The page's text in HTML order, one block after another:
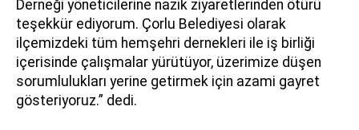
Derneği yöneticilerine nazik ziyaretlerinden ötürü
teşekkür ediyorum. Çorlu Belediyesi olarak
ilçemizdeki tüm hemşehri dernekleri ile iş birliği
içerisinde çalışmalar yürütüyor, üzerimize düşen
sorumlulukları yerine getirmek için azami gayret
gösteriyoruz.” dedi.